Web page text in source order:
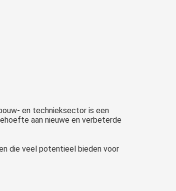
en technieksector is een
aan nieuwe en verbeterde
die veel potentieel bieden voor